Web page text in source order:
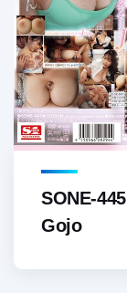
SONE-
Gojo